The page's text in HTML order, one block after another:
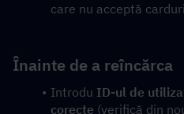
care nu acceptă
Înainte de a reîncărca
Introdu ID-ul de
corecte (verifică din